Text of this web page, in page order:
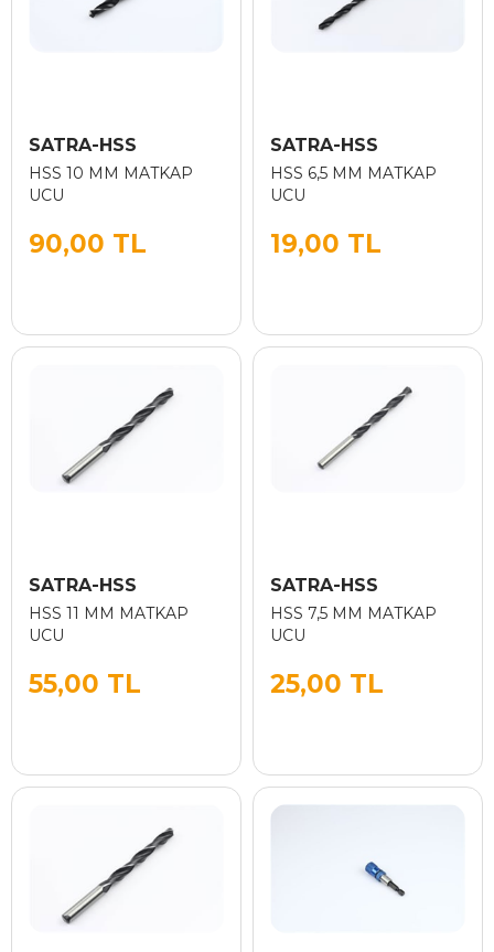
SATRA-HSS
HSS 10 MM MATKAP
UCU
90,00 TL
SATRA-HSS
HSS 6,5 MM MATKAP
UCU
19,00 TL
SATRA-HSS
HSS 11 MM MATKAP
UCU
55,00 TL
SATRA-HSS
HSS 7,5 MM MATKAP
UCU
25,00 TL